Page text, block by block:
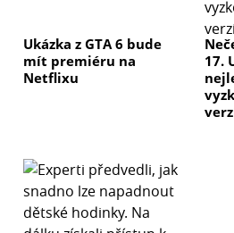
Ukázka z GTA 6 bude
mít premiéru na
Netflixu
17.